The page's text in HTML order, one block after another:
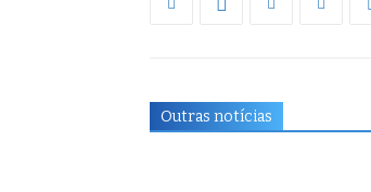
Outras notícias